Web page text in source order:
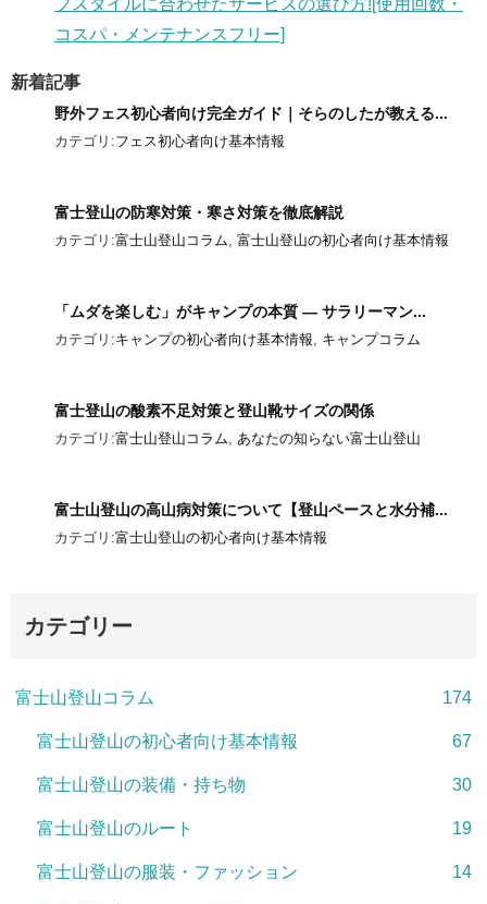
コスパ・メンテナンスフリー]
新着記事
野外フェス初心者向け完全ガイド｜そらのしたが教える...
カテゴリ:フェス初心者向け基本情報
富士登山の防寒対策・寒さ対策を徹底解説
カテゴリ:富士山登山コラム 富士山登山の初心者向け基本情報
「ムダを楽しむ」がキャンプの本質 ― サラリーマン...
カテゴリ:キャンプの初心者向け基本情報 キャンプコラム
富士登山の酸素不足対策と登山靴サイズの関係
カテゴリ:富士山登山コラム あなたの知らない富士山登山
富士山登山の高山病対策について【登山ペースと水分補...
カテゴリ:富士山登山の初心者向け基本情報
カテゴリー
富士山登山コラム 174
富士山登山の初心者向け基本情報 67
富士山登山の装備・持ち物 30
富士山登山のルート 19
富士山登山の服装・ファッション 14